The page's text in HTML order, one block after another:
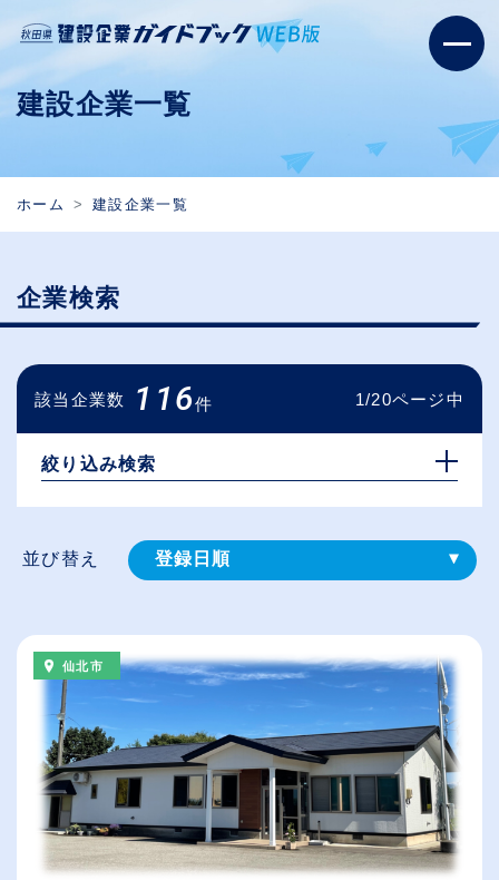
建設企業一覧
ホーム 建設企業一覧
企業検索
該当企業数 116件 1/20ページ中
絞り込み検索
並び替え 登録⽇順
（⾼卒の給与を基準）
従業員が多い順
休日数が多い順
仙北市